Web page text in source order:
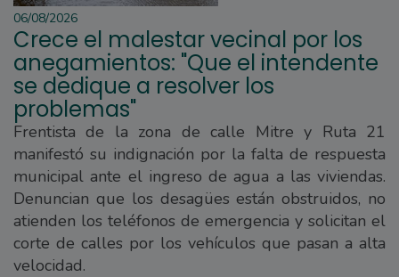
06/08/2026
Crece el malestar vecinal por los
anegamientos: "Que el intendente
se dedique a resolver los
problemas"
Frentista de la zona de calle Mitre y Ruta 21
manifestó su indignación por la falta de respuesta
municipal ante el ingreso de agua a las viviendas.
Denuncian que los desagües están obstruidos, no
atienden los teléfonos de emergencia y solicitan el
corte de calles por los vehículos que pasan a alta
velocidad.